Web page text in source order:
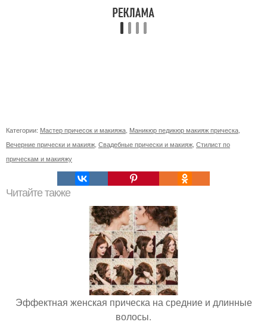
Категории: Мастер причесок и макияжа Маникюр педикюр макияж прическа
Вечерние прически и макияж Свадебные прически и макияж Стилист по
прическам и макияжу
Читайте также
Эффектная женская прическа на средние и длинные
волосы.